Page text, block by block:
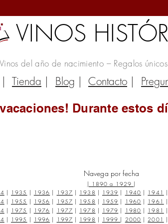
VINOS
Vinos del año de nacimiento – Regalos
| Tienda | Blog | Contacto |
Durante estos
Navega por fecha
| 1890 a 1929 |
| 1935 | 1936 | 1937 | 1938 | 1939 | 1940 | 1941 |
| 1955 | 1956 | 1957 | 1958 | 1959 | 1960 | 1961 |
| 1975 | 1976 | 1977 | 1978 | 1979 | 1980 | 1981 |
| 1995 | 1996 | 1997 | 1998 | 1999 | 2000 | 2001 |